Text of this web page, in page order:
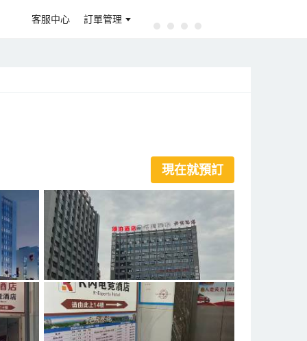
客服中心 訂單管理
現在就預訂